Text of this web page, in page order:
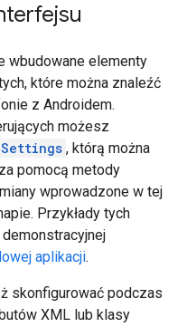
wbudowane elementy
które można znaleźć
z Androidem.
możesz
, którą można
za pomocą metody
wprowadzone w tej
Przykłady tych
aplikacji.
skonfigurować podczas
XML lub klasy